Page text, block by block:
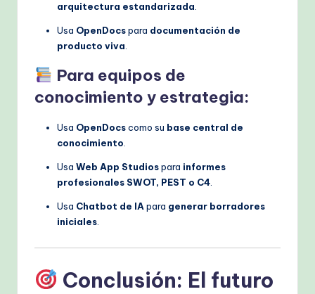
arquitectura estandarizada.
Usa OpenDocspara documentación de
producto viva.
Para equipos de
conocimiento y estrategia:
Usa OpenDocscomo su base central de
conocimiento.
Usa Web App Studiospara informes
profesionales SWOT, PEST o C4.
Usa Chatbot de IApara generar borradores
iniciales.
Conclusión: El futuro